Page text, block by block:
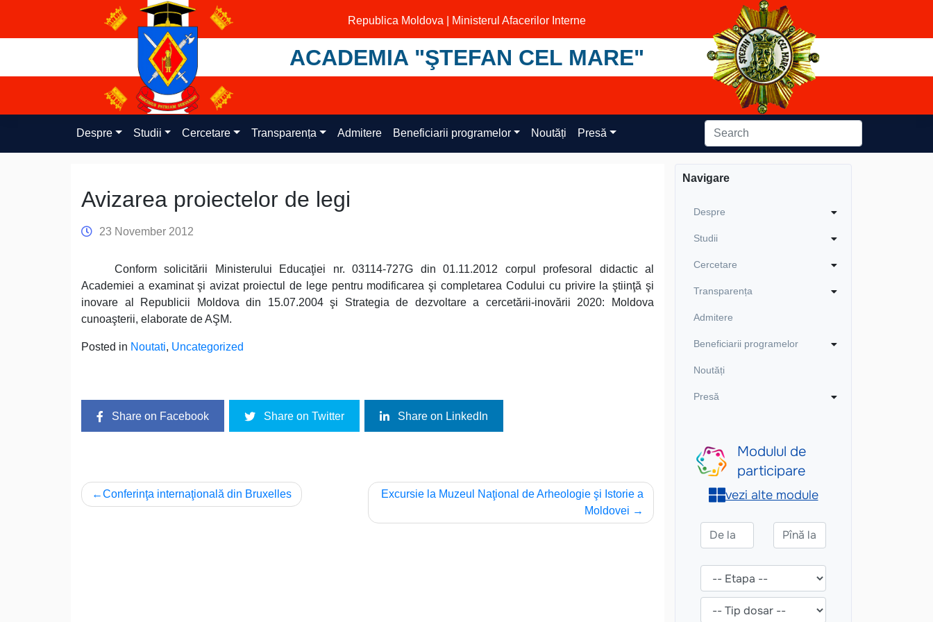
content
Republica Moldova | Ministerul Afacerilor Interne
ACADEMIA "ŞTEFAN CEL MARE"
Despre Studii Cercetare Transparența Admitere Beneficiarii programelor Noutăți Presă
Avizarea proiectelor de legi
23 November 2012
Conform solicitării Ministerului Educaţiei nr. 03114-727G din 01.11.2012 corpul profesoral didactic al
Academiei a examinat şi avizat proiectul de lege pentru modificarea şi completarea Codului cu privire la ştiinţă şi
inovare al Republicii Moldova din 15.07.2004 şi Strategia de dezvoltare a cercetării-inovării 2020: Moldova
cunoaşterii, elaborate de AŞM.
Posted in Noutati, Uncategorized
Share on Facebook Share on Twitter Share on LinkedIn
PostConferinţa internaţională din Bruxelles
Excursie la Muzeul Naţional de Arheologie şi Istorie a
Moldovei
Navigare
Despre
Studii
Cercetare
Transparența
Admitere
Beneficiarii programelor
Noutăți
Presă